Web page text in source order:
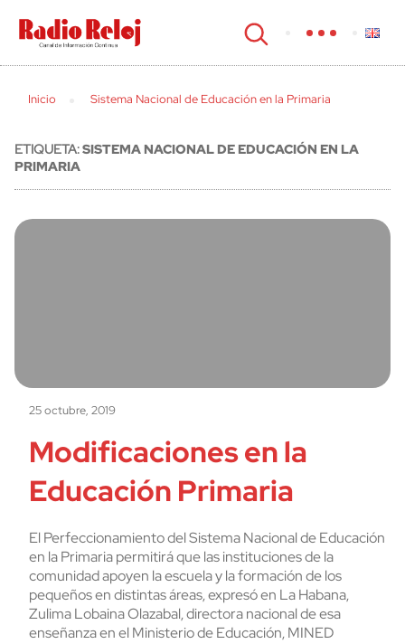
cerrar
Inicio Sistema Nacional de Educación en la Primaria
ETIQUETA:SISTEMA NACIONAL DE EDUCACIÓN EN LA
PRIMARIA
25 octubre, 2019
Modificaciones en la
Educación Primaria
El Perfeccionamiento del Sistema Nacional de Educación
en la Primaria permitirá que las instituciones de la
comunidad apoyen la escuela y la formación de los
pequeños en distintas áreas, expresó en La Habana,
Zulima Lobaina Olazabal, directora nacional de esa
enseñanza en el Ministerio de Educación, MINED